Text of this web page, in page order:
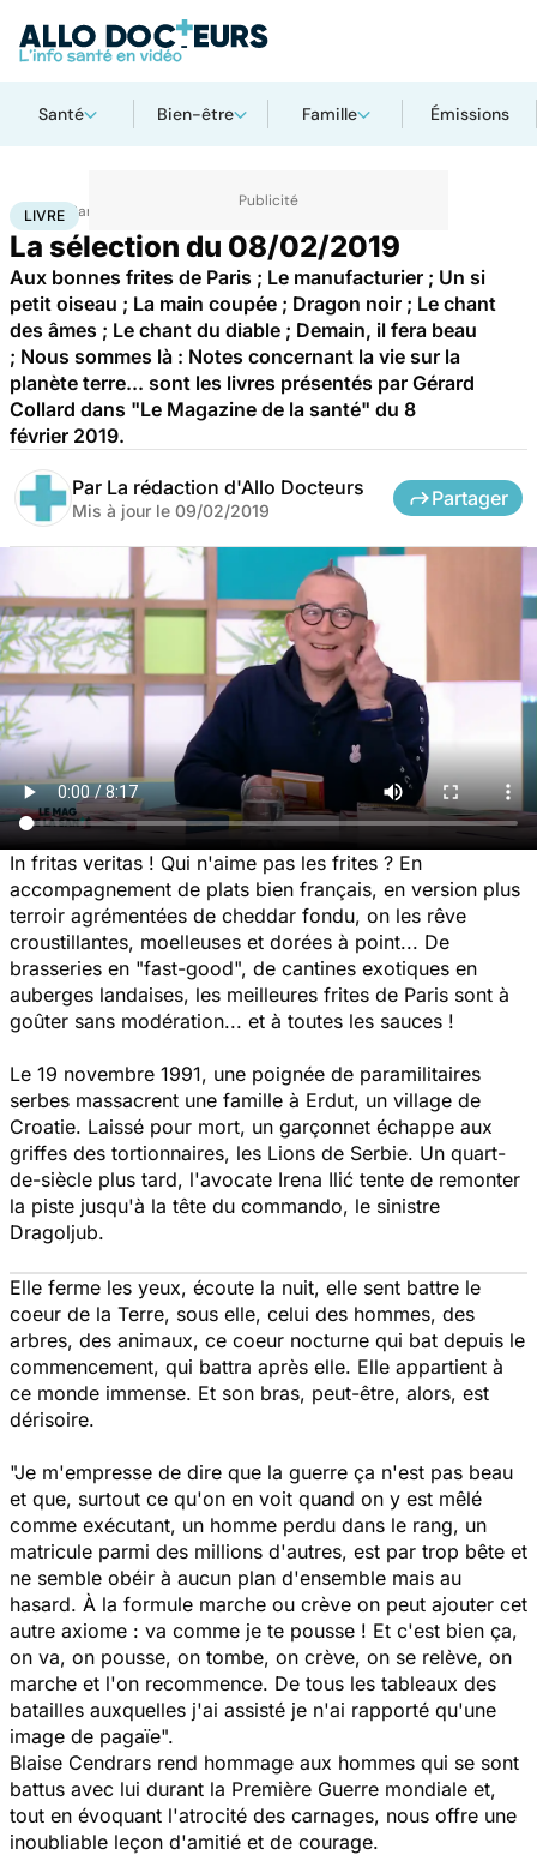
Santé Bien-être Famille Émissions
Accueil Santé
LIVRE
La sélection du 08/02/2019
Aux bonnes frites de Paris ; Le manufacturier ; Un si
petit oiseau ; La main coupée ; Dragon noir ; Le chant
des âmes ; Le chant du diable ; Demain, il fera beau
; Nous sommes là : Notes concernant la vie sur la
planète terre... sont les livres présentés par Gérard
Collard dans "Le Magazine de la santé" du 8
février 2019.
Par La rédaction d'Allo Docteurs
Mis à jour le 09/02/2019
Partager
In fritas veritas ! Qui n'aime pas les frites ? En
accompagnement de plats bien français, en version plus
terroir agrémentées de cheddar fondu, on les rêve
croustillantes, moelleuses et dorées à point... De
brasseries en "fast-good", de cantines exotiques en
auberges landaises, les meilleures frites de Paris sont à
goûter sans modération... et à toutes les sauces !
Le 19 novembre 1991, une poignée de paramilitaires
serbes massacrent une famille à Erdut, un village de
Croatie. Laissé pour mort, un garçonnet échappe aux
griffes des tortionnaires, les Lions de Serbie. Un quart-
de-siècle plus tard, l'avocate Irena Ilić tente de remonter
la piste jusqu'à la tête du commando, le sinistre
Dragoljub.
Elle ferme les yeux, écoute la nuit, elle sent battre le
coeur de la Terre, sous elle, celui des hommes, des
arbres, des animaux, ce coeur nocturne qui bat depuis le
commencement, qui battra après elle. Elle appartient à
ce monde immense. Et son bras, peut-être, alors, est
dérisoire.
"Je m'empresse de dire que la guerre ça n'est pas beau
et que, surtout ce qu'on en voit quand on y est mêlé
comme exécutant, un homme perdu dans le rang, un
matricule parmi des millions d'autres, est par trop bête et
ne semble obéir à aucun plan d'ensemble mais au
hasard. À la formule marche ou crève on peut ajouter cet
autre axiome : va comme je te pousse ! Et c'est bien ça,
on va, on pousse, on tombe, on crève, on se relève, on
marche et l'on recommence. De tous les tableaux des
batailles auxquelles j'ai assisté je n'ai rapporté qu'une
image de pagaïe".
Blaise Cendrars rend hommage aux hommes qui se sont
battus avec lui durant la Première Guerre mondiale et,
tout en évoquant l'atrocité des carnages, nous offre une
inoubliable leçon d'amitié et de courage.